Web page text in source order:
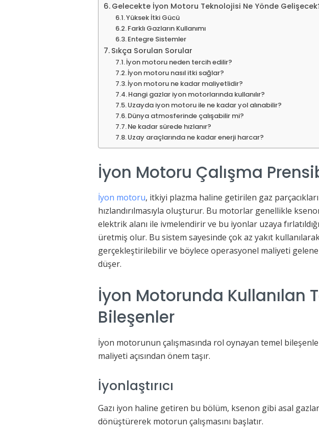
Gelecekte İyon Motoru Teknolojisi Ne Yönde
Yüksek İtki Gücü
Farklı Gazların Kullanımı
Entegre Sistemler
Sıkça Sorulan Sorular
İyon motoru neden tercih edilir?
İyon motoru nasıl itki sağlar?
İyon motoru ne kadar maliyetlidir?
Hangi gazlar iyon motorlarında kullanılır?
Uzayda iyon motoru ile ne kadar yol alınabilir?
Dünya atmosferinde çalışabilir mi?
Ne kadar sürede hızlanır?
Uzay araçlarında ne kadar enerji harcar?
İyon Motoru Çalışma
İyon motoru, itkiyi plazma haline getirilen gaz
hızlandırılmasıyla oluşturur. Bu motorlar genellikle
elektrik alanı ile ivmelendirir ve bu iyonlar uzaya
üretmiş olur. Bu sistem sayesinde çok az yakıt
gerçekleştirilebilir ve böylece operasyonel maliyeti
düşer.
İyon Motorunda Kullanılan
Bileşenler
İyon motorunun çalışmasında rol oynayan temel
maliyeti açısından önem taşır.
İyonlaştırıcı
Gazı iyon haline getiren bu bölüm, ksenon gibi asal
dönüştürerek motorun çalışmasını başlatır.